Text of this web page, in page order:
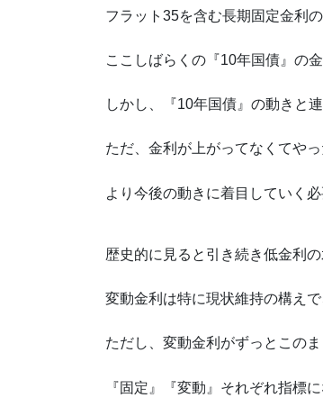
フラット35を含む長期固定金利
ここしばらくの『10年国債』の
しかし、『10年国債』の動きと
ただ、金利が上がってなくてや
より今後の動きに着目していく必
歴史的に見ると引き続き低金利
変動金利は特に現状維持の構え
ただし、変動金利がずっとこの
『固定』『変動』それぞれ指標